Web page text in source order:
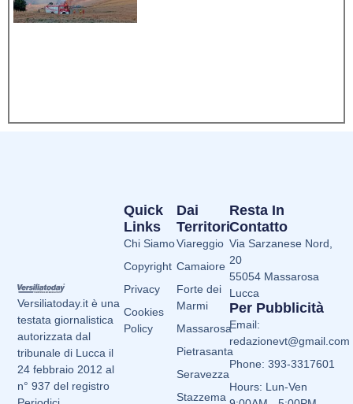
Versiliatoday.it è una
testata giornalistica
autorizzata dal
tribunale di Lucca il
24 febbraio 2012 al
n° 937 del registro
Dai
Territori
Viareggio
Camaiore
Forte dei
Marmi
Massarosa
Pietrasanta
Seravezza
Stazzema
Quick
Links
Chi Siamo
Copyright
Privacy
Cookies
Policy
Resta In
Contatto
Via Sarzanese Nord,
20
55054 Massarosa
Lucca
Per Pubblicità
Email:
redazionevt@gmail.com
Phone: 393-3317601
Hours: Lun-Ven